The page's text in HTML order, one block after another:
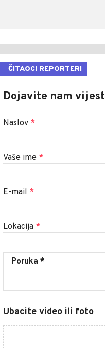
ČITAOCI REPORTERI
Dojavite nam vijest
Naslov *
Vaše ime *
E-mail *
Lokacija *
Ubacite video ili foto